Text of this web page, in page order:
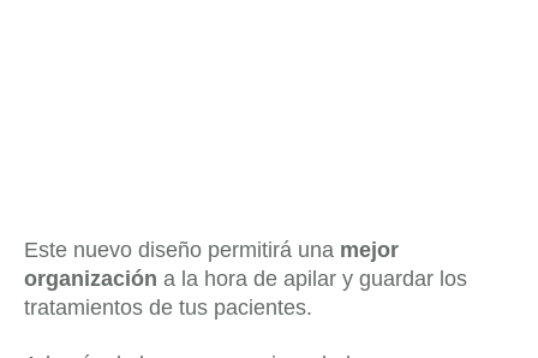
Este nuevo diseño permitirá una mejor
organización a la hora de apilar y guardar los
tratamientos de tus pacientes.